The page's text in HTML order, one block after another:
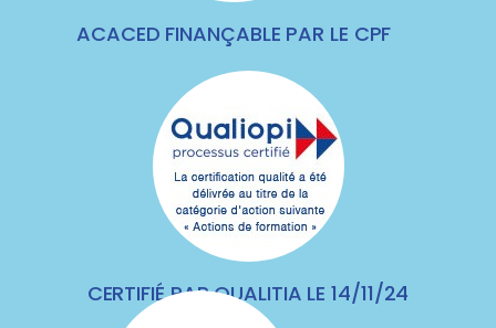
ACACED FINANÇABLE PAR LE CPF
CERTIFIÉ PAR QUALITIA LE 14/11/24